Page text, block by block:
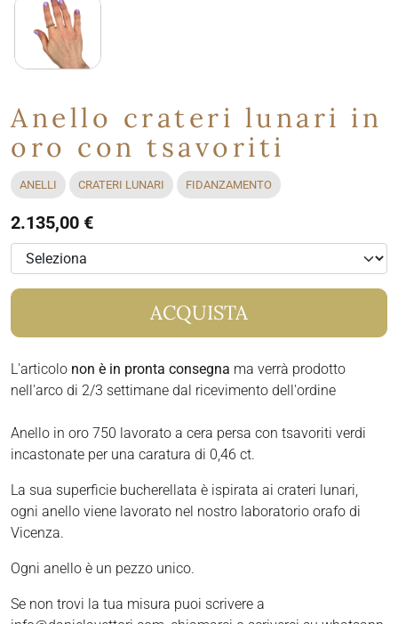
Anello crateri lunari in
oro con tsavoriti
ANELLI CRATERI LUNARI FIDANZAMENTO
2.135,00 €
ACQUISTA
L'articolo non è in pronta consegna ma verrà prodotto
nell'arco di 2/3 settimane dal ricevimento dell'ordine
Anello in oro 750 lavorato a cera persa con tsavoriti verdi
incastonate per una caratura di 0,46 ct.
La sua superficie bucherellata è ispirata ai crateri lunari,
ogni anello viene lavorato nel nostro laboratorio orafo di
Vicenza.
Ogni anello è un pezzo unico.
Se non trovi la tua misura puoi scrivere a